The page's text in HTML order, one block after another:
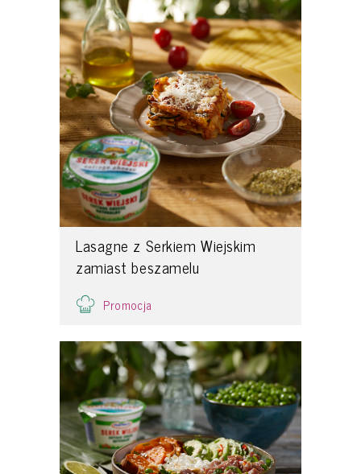
Lasagne z Serkiem Wiejskim
zamiast beszamelu
Promocja